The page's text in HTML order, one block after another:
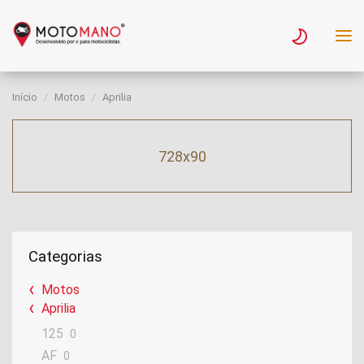
Início Motos Aprilia
728x90
Categorias
Motos
Aprilia
125
0
AF 0